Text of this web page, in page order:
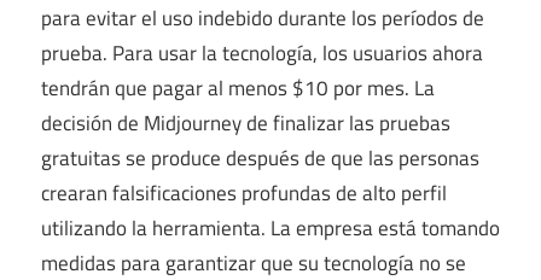
para evitar el uso indebido durante los períodos de
prueba. Para usar la tecnología, los usuarios ahora
tendrán que pagar al menos $10 por mes. La
decisión de Midjourney de finalizar las pruebas
gratuitas se produce después de que las personas
crearan falsificaciones profundas de alto perfil
utilizando la herramienta. La empresa está tomando
medidas para garantizar que su tecnología no se